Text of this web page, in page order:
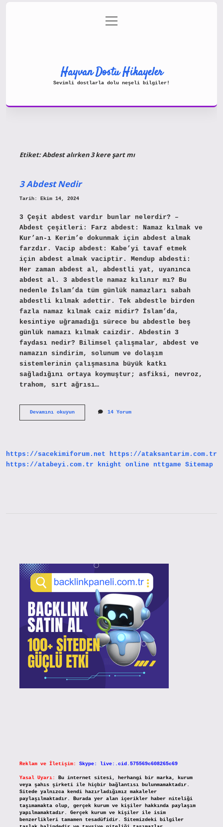
Gizlilik Politikası
menüyü
aç
Hayvan Dostu Hikayeler
Sevimli dostlarla dolu neşeli bilgiler!
Etiket:Abdest alırken 3 kere şart mı
3 Abdest Nedir
Tarih: Ekim 14, 2024
3 Çeşit abdest vardır bunlar nelerdir? –
Abdest çeşitleri: Farz abdest: Namaz kılmak ve
Kur’an-ı Kerim’e dokunmak için abdest almak
farzdır. Vacip abdest: Kabe’yi tavaf etmek
için abdest almak vaciptir. Mendup abdesti:
Her zaman abdest al, abdestli yat, uyanınca
abdest al. 3 abdestle namaz kılınır mı? Bu
nedenle İslam’da tüm günlük namazları sabah
abdestli kılmak adettir. Tek abdestle birden
fazla namaz kılmak caiz midir? İslam’da,
kesintiye uğramadığı sürece bu abdestle beş
günlük namazı kılmak caizdir. Abdestin 3
faydası nedir? Bilimsel çalışmalar, abdest ve
namazın sindirim, solunum ve dolaşım
sistemlerinin çalışmasına büyük katkı
sağladığını ortaya koymuştur; asfiksi, nevroz,
trahom, sırt ağrısı…
Devamını okuyun3
14 Yorum
https://sacekimiforum.net
https://ataksantarim.com.tr
https://atabeyi.com.tr
knight online nttgame Sitemap
Reklam ve İletişim: Skype: live:.cid.575569c608265c69
Yasal Uyarı:
Bu internet sitesi, herhangi bir marka, kurum
veya şahıs şirketi ile hiçbir bağlantısı bulunmamaktadır.
Sitede yalnızca kendi hazırladığımız makaleler
paylaşılmaktadır. Burada yer alan içerikler haber niteliği
taşımamakta olup, gerçek kurum ve kişiler hakkında paylaşım
yapılmamaktadır. Gerçek kurum ve kişiler ile isim
benzerlikleri tamamen tesadüfidir. Sitemizdeki bilgiler